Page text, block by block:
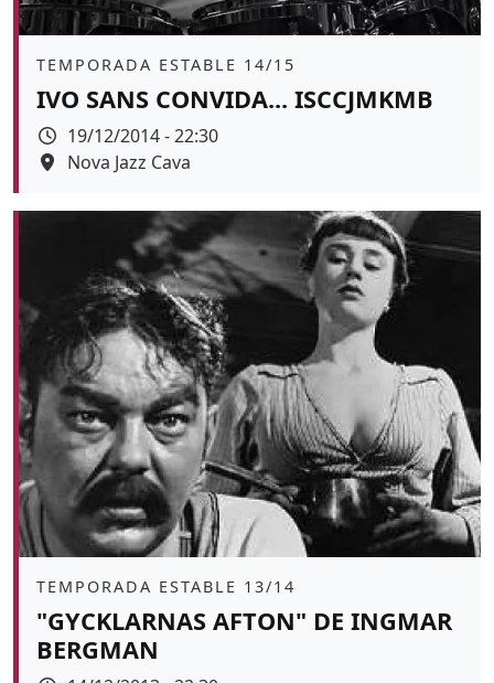
Àmbit
TEMPORADA ESTABLE 14/15
IVO SANS CONVIDA... ISCCJMKMB
Data
19/12/2014 - 22:30
Espai
Nova Jazz Cava
Àmbit
TEMPORADA ESTABLE 13/14
"GYCKLARNAS AFTON" DE INGMAR
BERGMAN